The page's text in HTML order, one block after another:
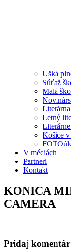
Ušká
Súťaž
Malá
Letný
Košice v
V médiách
Partneri
Kontakt
KONICA
CAMERA
Pridaj komentár